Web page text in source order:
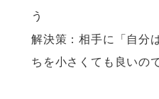
う
解決策：相手に「自分
ちを小さくても良いの